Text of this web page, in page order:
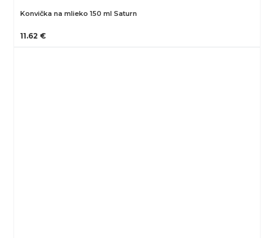
Konvička na mlieko 150 ml Saturn
11.62 €